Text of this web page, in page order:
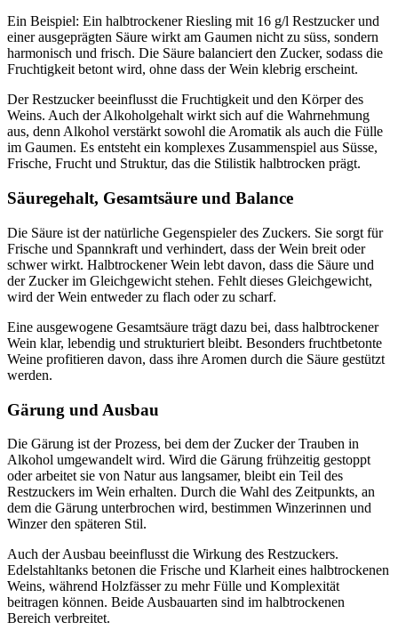
Ein Beispiel: Ein halbtrockener Riesling mit 16 g/l Restzucker und
einer ausgeprägten Säure wirkt am Gaumen nicht zu süss, sondern
harmonisch und frisch. Die Säure balanciert den Zucker, sodass die
Fruchtigkeit betont wird, ohne dass der Wein klebrig erscheint.
Der Restzucker beeinflusst die Fruchtigkeit und den Körper des
Weins. Auch der Alkoholgehalt wirkt sich auf die Wahrnehmung
aus, denn Alkohol verstärkt sowohl die Aromatik als auch die Fülle
im Gaumen. Es entsteht ein komplexes Zusammenspiel aus Süsse,
Frische, Frucht und Struktur, das die Stilistik halbtrocken prägt.
Säuregehalt, Gesamtsäure und Balance
Die Säure ist der natürliche Gegenspieler des Zuckers. Sie sorgt für
Frische und Spannkraft und verhindert, dass der Wein breit oder
schwer wirkt. Halbtrockener Wein lebt davon, dass die Säure und
der Zucker im Gleichgewicht stehen. Fehlt dieses Gleichgewicht,
wird der Wein entweder zu flach oder zu scharf.
Eine ausgewogene Gesamtsäure trägt dazu bei, dass halbtrockener
Wein klar, lebendig und strukturiert bleibt. Besonders fruchtbetonte
Weine profitieren davon, dass ihre Aromen durch die Säure gestützt
werden.
Gärung und Ausbau
Die Gärung ist der Prozess, bei dem der Zucker der Trauben in
Alkohol umgewandelt wird. Wird die Gärung frühzeitig gestoppt
oder arbeitet sie von Natur aus langsamer, bleibt ein Teil des
Restzuckers im Wein erhalten. Durch die Wahl des Zeitpunkts, an
dem die Gärung unterbrochen wird, bestimmen Winzerinnen und
Winzer den späteren Stil.
Auch der Ausbau beeinflusst die Wirkung des Restzuckers.
Edelstahltanks betonen die Frische und Klarheit eines halbtrockenen
Weins, während Holzfässer zu mehr Fülle und Komplexität
beitragen können. Beide Ausbauarten sind im halbtrockenen
Bereich verbreitet.